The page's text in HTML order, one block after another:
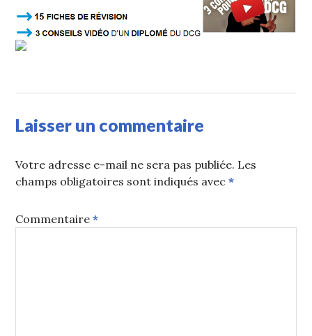
Laisser un commentaire
Votre adresse e-mail ne sera pas publiée. Les
champs obligatoires sont indiqués avec*
Commentaire*